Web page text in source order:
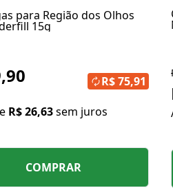
para Região dos Olhos
15g
R$ 26,63sem juros
R$ 75,91
COMPRAR